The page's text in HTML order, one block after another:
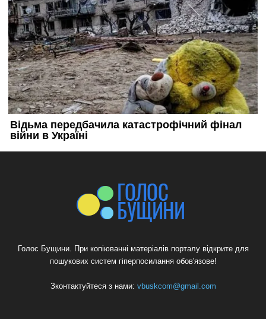
Голос Бущини. При копіюванні матеріалів порталу відкрите для
пошукових систем гіперпосилання обов'язове!
Зконтактуйтеся з нами: vbuskcom@gmail.com